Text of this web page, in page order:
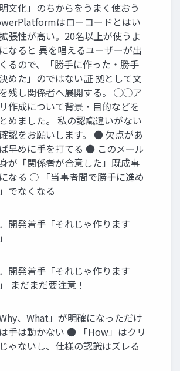
明文化」のちからをうまく使おう
はローコードとはい
張性が高い。20名以上が使うよ
なると 異を唱えるユーザーが出
るので、「勝手に作った・勝手
めた」のではない証 拠として文
残し関係者へ展開する。 ◯◯ア
作成について背景・目的などを
めました。 私の認識違いがない
認をお願いします。 ● 欠点があ
早めに手を打てる ● このメール
が「関係者が合意した」既成事
なる ○ 「当事者間で勝手に進め
でなくなる
開発着手「それじゃ作ります
開発着手「それじゃ作ります
まだまだ要注意！
Why、What」が明確になっただけ
手は動かない ● 「How」はクリ
ゃないし、仕様の認識はズレる